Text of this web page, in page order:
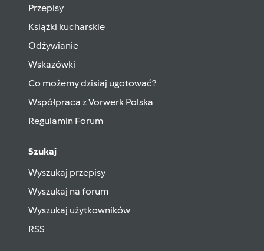
Przepisy
Książki kucharskie
Odżywianie
Wskazówki
Co możemy dzisiaj ugotować?
Współpraca z Vorwerk Polska
Regulamin Forum
Szukaj
Wyszukaj przepisy
Wyszukaj na forum
Wyszukaj użytkowników
RSS